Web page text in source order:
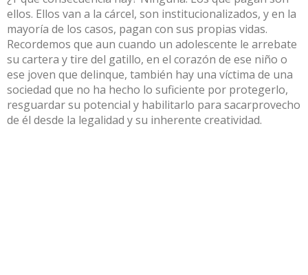
ellos. Ellos van a la cárcel, son institucionalizados, y en la
mayoría de los casos, pagan con sus propias vidas.
Recordemos que aun cuando un adolescente le arrebate
su cartera y tire del gatillo, en el corazón de ese niño o
ese joven que delinque, también hay una víctima de una
sociedad que no ha hecho lo suficiente por protegerlo,
resguardar su potencial y habilitarlo para sacarprovecho
de él desde la legalidad y su inherente creatividad.